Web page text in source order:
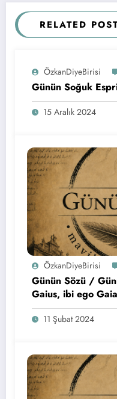
RELATED
ÖzkanDiyeBirisi
Günün Soğuk
15 Aralık 2024
ÖzkanDiyeBirisi
Günün Sözü /
Gaius, ibi ego
Gaius, ben de
11 Şubat 2024